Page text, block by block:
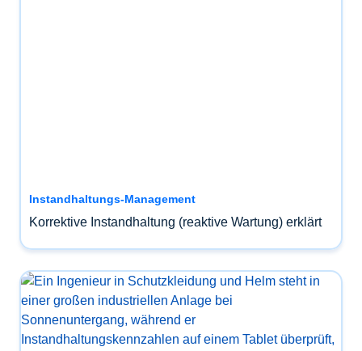
Instandhaltungs-Management
Korrektive Instandhaltung (reaktive Wartung) erklärt